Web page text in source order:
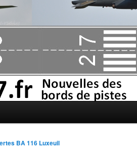
BA 116 Luxeuil